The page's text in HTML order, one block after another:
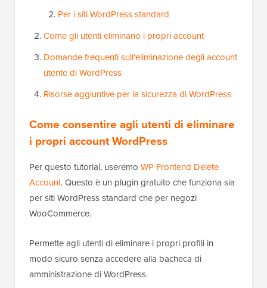
Per i siti WordPress standard
Come gli utenti eliminano i propri account
Domande frequenti sull'eliminazione degli account
utente di WordPress
Risorse aggiuntive per la sicurezza di WordPress
Come consentire agli utenti di eliminare
i propri account WordPress
Per questo tutorial, useremo WP Frontend Delete
Account. Questo è un plugin gratuito che funziona sia
per siti WordPress standard che per negozi
WooCommerce.
Permette agli utenti di eliminare i propri profili in
modo sicuro senza accedere alla bacheca di
amministrazione di WordPress.